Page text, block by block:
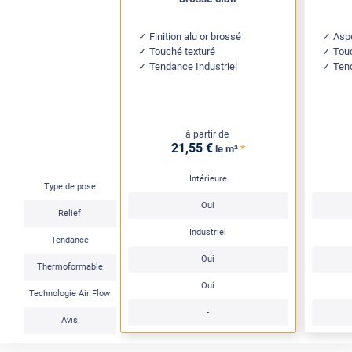
Type de pose
Relief
Tendance
Thermoformable
Technologie Air Flow
Avis
Finition alu or brossé
Touché texturé
Tendance Industriel
à partir de
21 ,55 € le m² *
Intérieure
Oui
Industriel
Oui
Oui
-